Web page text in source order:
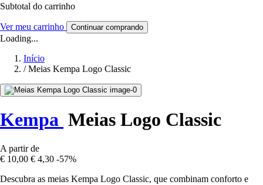
Subtotal do carrinho
Ver meu carrinho Continuar comprando
Loading...
Início
/ Meias Kempa Logo Classic
Kempa Meias Logo Classic
A partir de
€ 10,00 € 4,30 -57%
Descubra as meias Kempa Logo Classic, que combinam conforto e